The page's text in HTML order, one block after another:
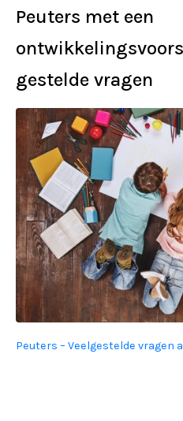
Peuters met een
gestelde vragen
Peuters – Veelgestelde vragen